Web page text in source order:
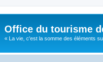
Office du tourisme
« La vie, c'est la somme des éléments